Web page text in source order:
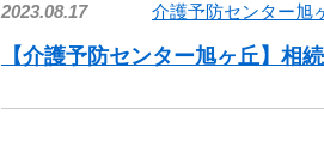
2023.08.17 介護予防センター旭
【介護予防センター旭ヶ丘】相